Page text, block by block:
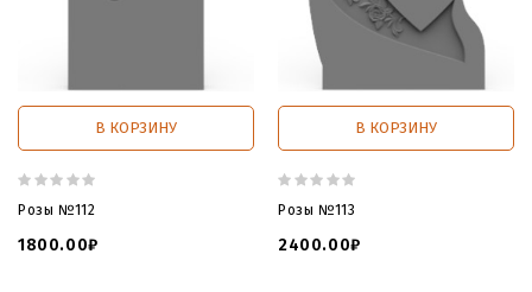
В КОРЗИНУ
Розы №112
1800.00₽
В КОРЗИНУ
Розы №113
2400.00₽